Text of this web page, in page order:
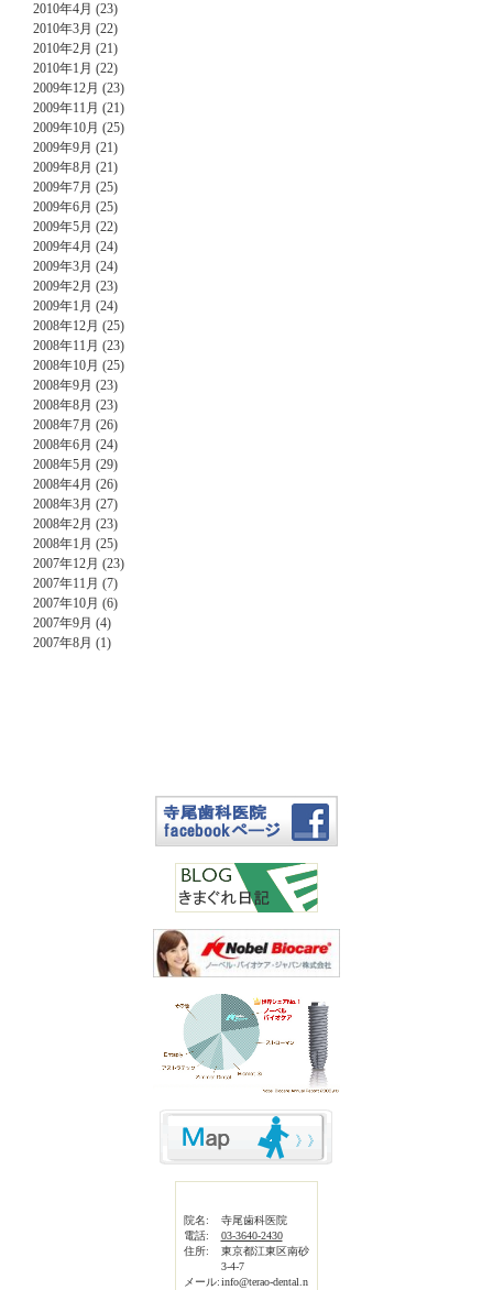
2010年4月 (23)
2010年3月 (22)
2010年2月 (21)
2010年1月 (22)
2009年12月 (23)
2009年11月 (21)
2009年10月 (25)
2009年9月 (21)
2009年8月 (21)
2009年7月 (25)
2009年6月 (25)
2009年5月 (22)
2009年4月 (24)
2009年3月 (24)
2009年2月 (23)
2009年1月 (24)
2008年12月 (25)
2008年11月 (23)
2008年10月 (25)
2008年9月 (23)
2008年8月 (23)
2008年7月 (26)
2008年6月 (24)
2008年5月 (29)
2008年4月 (26)
2008年3月 (27)
2008年2月 (23)
2008年1月 (25)
2007年12月 (23)
2007年11月 (7)
2007年10月 (6)
2007年9月 (4)
2007年8月 (1)
院名:
寺尾歯科医院
電話:
03-3640-2430
住所:
東京都江東区南砂
3-4-7
メール:info@terao-dental.n